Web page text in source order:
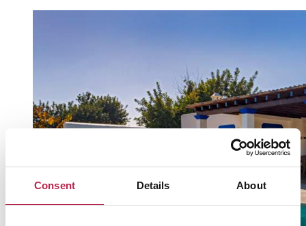
Consent Details About